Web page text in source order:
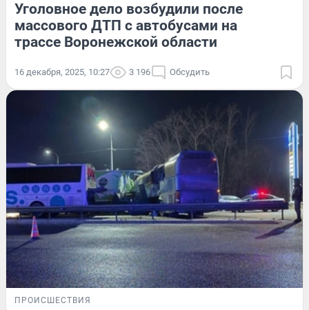
Уголовное дело возбудили после
массового ДТП с автобусами на
трассе Воронежской области
16 декабря, 2025, 10:27 3 196 Обсудить
ПРОИСШЕСТВИЯ